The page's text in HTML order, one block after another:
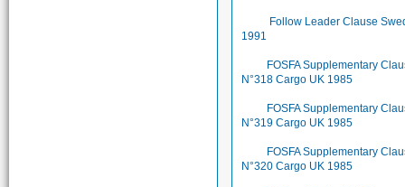
Follow Leader Clause
1991
FOSFA Supplementary
N°318 Cargo UK 1985
FOSFA Supplementary
N°319 Cargo UK 1985
FOSFA Supplementary
N°320 Cargo UK 1985